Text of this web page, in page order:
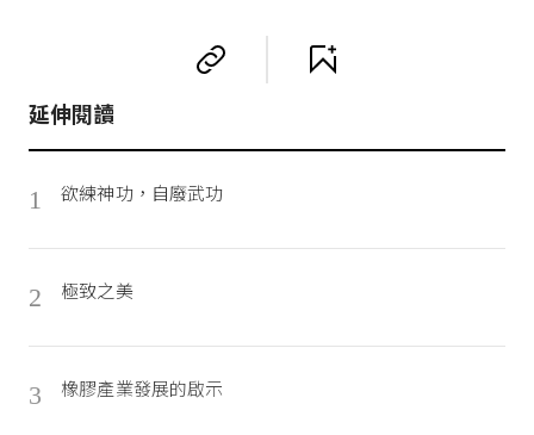
延伸閱讀
1 欲練神功，自廢武功
2 極致之美
3 橡膠產業發展的啟示